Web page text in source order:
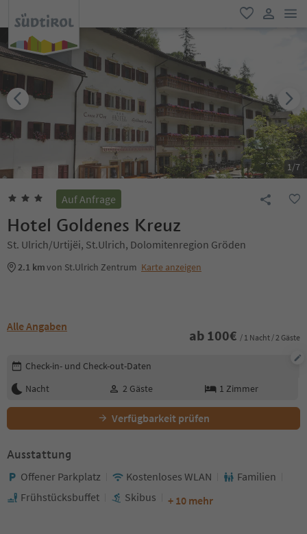
favorit
user link
1/7
Auf Anfrage
Hotel Goldenes Kreuz
St. Ulrich/Urtijëi, St.Ulrich, Dolomitenregion Gröden
2.1 kmvon St.Ulrich Zentrum Karte anzeigen
Alle Angaben
ab 100€ / 1 Nacht / 2 Gäste
Buchungsdetails bearbeiten
Check-in- und Check-out-Daten
Nacht
2 Gäste 1 Zimmer
Verfügbarkeit prüfen
Ausstattung
Offener Parkplatz Kostenloses WLAN
Familien
Frühstücksbuffet
Skibus + 10 mehr